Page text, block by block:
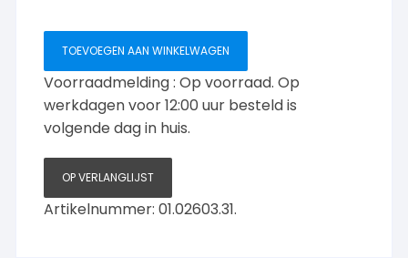
met
indicatie,
RVS-
geborsteld
aantal
TOEVOEGEN AAN WINKELWAGEN
Voorraadmelding : Op voorraad. Op
werkdagen voor 12:00 uur besteld is
volgende dag in huis.
OP VERLANGLIJST
Artikelnummer:01.02603.31.